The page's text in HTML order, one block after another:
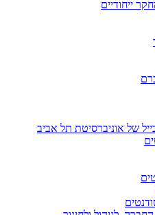
ייחודיים
של אוניברסיטת תל אביב